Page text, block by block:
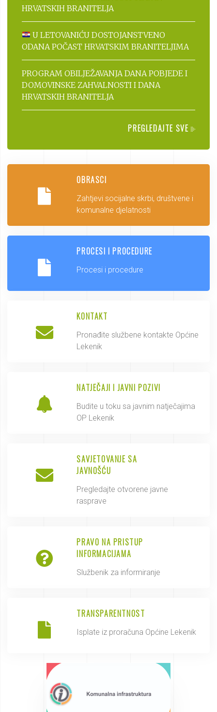
HRVATSKIH BRANITELJA
U LETOVANIĆU DOSTOJANSTVENO
ODANA POČAST HRVATSKIM BRANITELJIMA
PROGRAM OBILJEŽAVANJA DANA POBJEDE I
DOMOVINSKE ZAHVALNOSTI I DANA
HRVATSKIH BRANITELJA
PREGLEDAJTE SVE
OBRASCI
Zahtjevi socijalne skrbi, društvene i
komunalne djelatnosti
PROCESI I PROCEDURE
Procesi i procedure
KONTAKT
Pronađite službene kontakte Općine
Lekenik
NATJEČAJI I JAVNI POZIVI
Budite u toku sa javnim natječajima
OP Lekenik
SAVJETOVANJE SA
JAVNOŠĆU
Pregledajte otvorene javne
rasprave
PRAVO NA PRISTUP
INFORMACIJAMA
Službenik za informiranje
TRANSPARENTNOST
Isplate iz proračuna Općine Lekenik